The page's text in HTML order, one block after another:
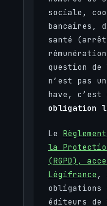
sociale,
bancaires,
santé
question
n’est pas
have, c’est
obligation
Le
la
(RGPD),
Légifrance,
obligations
éditeurs de